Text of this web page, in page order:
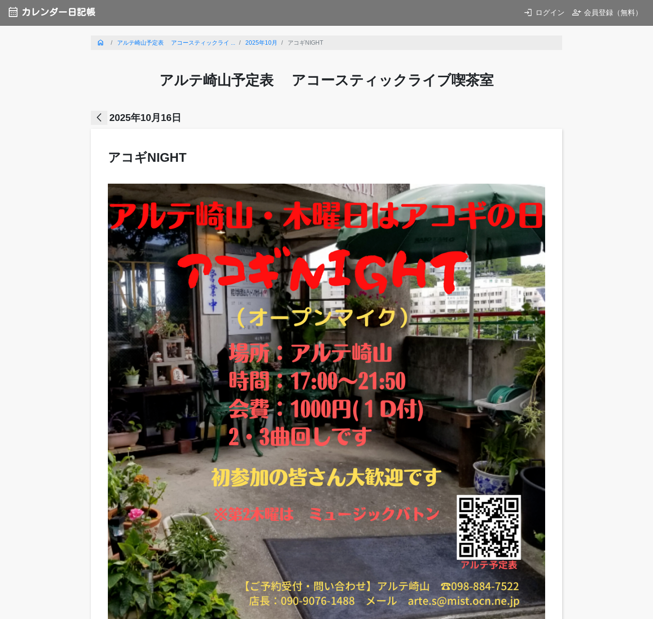
calendar_month カレンダー日記帳 login ログイン person_add 会員登録（無料）
home アルテ崎山予定表 アコースティックライ ... 2025年10月 アコギNIGHT
アルテ崎山予定表 アコースティックライブ喫茶室
arrow_back_ios 2025年10月16日
アコギNIGHT